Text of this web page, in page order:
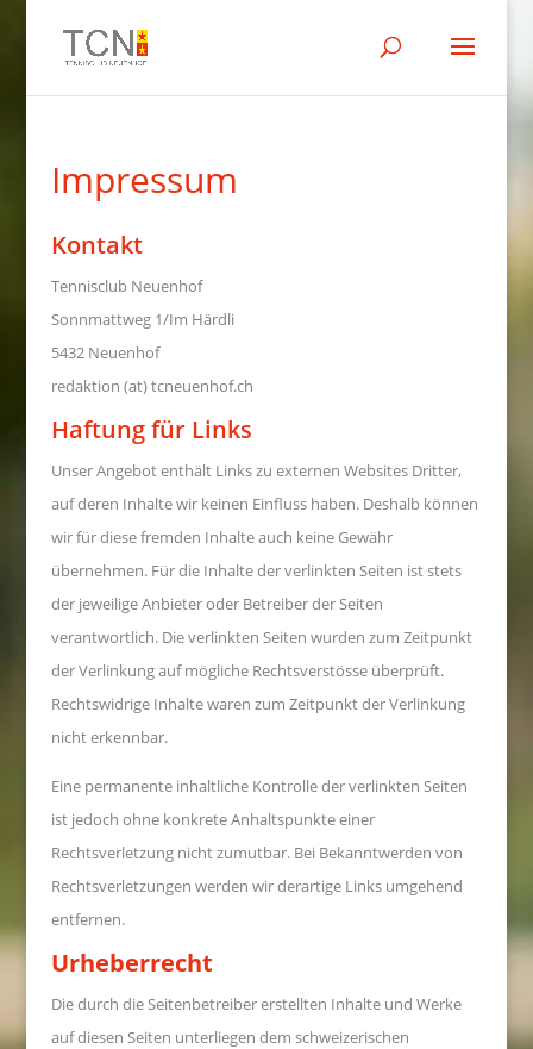
Impressum
Kontakt
Tennisclub Neuenhof
Sonnmattweg 1/Im Härdli
5432 Neuenhof
redaktion (at) tcneuenhof.ch
Haftung für Links
Unser Angebot enthält Links zu externen Websites Dritter,
auf deren Inhalte wir keinen Einfluss haben. Deshalb können
wir für diese fremden Inhalte auch keine Gewähr
übernehmen. Für die Inhalte der verlinkten Seiten ist stets
der jeweilige Anbieter oder Betreiber der Seiten
verantwortlich. Die verlinkten Seiten wurden zum Zeitpunkt
der Verlinkung auf mögliche Rechtsverstösse überprüft.
Rechtswidrige Inhalte waren zum Zeitpunkt der Verlinkung
nicht erkennbar.
Eine permanente inhaltliche Kontrolle der verlinkten Seiten
ist jedoch ohne konkrete Anhaltspunkte einer
Rechtsverletzung nicht zumutbar. Bei Bekanntwerden von
Rechtsverletzungen werden wir derartige Links umgehend
entfernen.
Urheberrecht
Die durch die Seitenbetreiber erstellten Inhalte und Werke
auf diesen Seiten unterliegen dem schweizerischen